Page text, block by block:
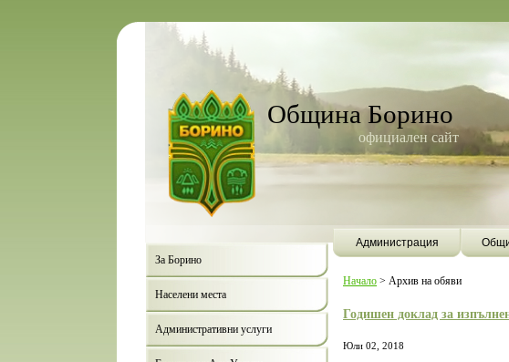
Община Борино
официален сайт
Администрация
За Борино
Населени места
Административни услуги
Начало > Архив на обяви
Годишен доклад за
Юли 02, 2018